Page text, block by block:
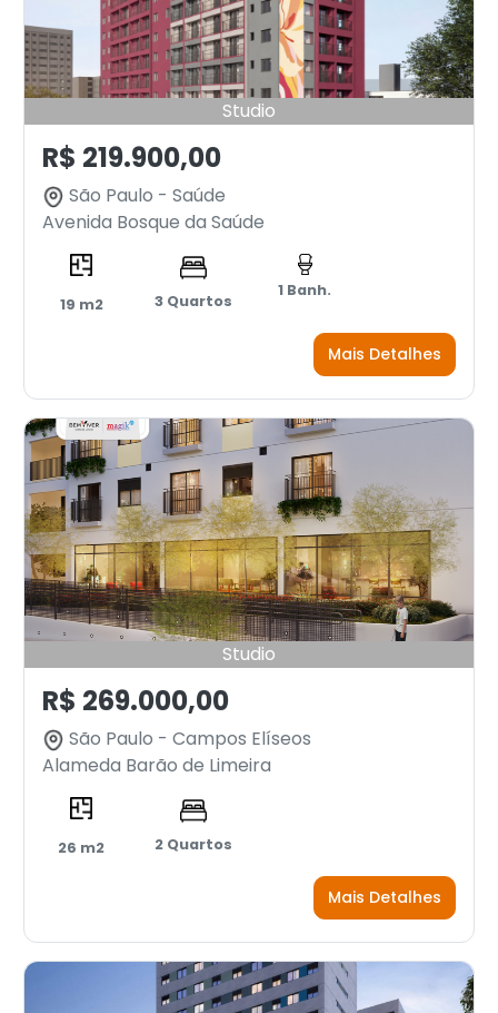
Studio
R$ 219.900,00
São Paulo - Saúde
Avenida Bosque da Saúde
19 m2 3 Quartos
1 Banh.
Mais Detalhes
Studio
R$ 269.000,00
São Paulo - Campos Elíseos
Alameda Barão de Limeira
26 m2 2 Quartos
Mais Detalhes